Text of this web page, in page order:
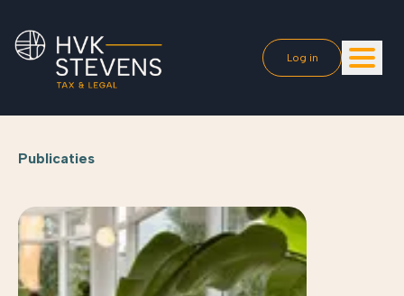
Log in
Publicaties